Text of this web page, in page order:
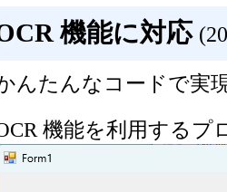
機能に対応
んたんなコードで実
機能を利用するプ